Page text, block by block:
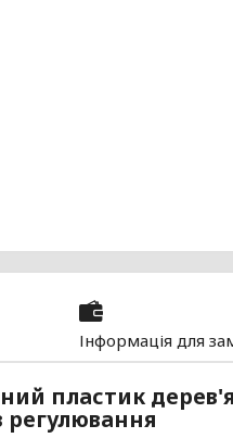
Інформація для
пластик
регулювання